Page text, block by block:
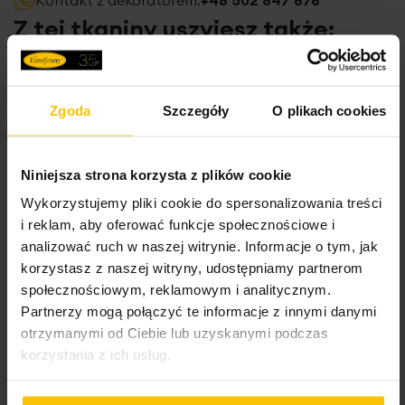
Zgoda Szczegóły O plikach cookies
Niniejsza strona korzysta z plików cookie
Wykorzystujemy pliki cookie do spersonalizowania treści
i reklam, aby oferować funkcje społecznościowe i
analizować ruch w naszej witrynie. Informacje o tym, jak
korzystasz z naszej witryny, udostępniamy partnerom
społecznościowym, reklamowym i analitycznym.
Partnerzy mogą połączyć te informacje z innymi danymi
otrzymanymi od Ciebie lub uzyskanymi podczas
korzystania z ich usług.
Z tej tkaniny uszyjesz także:
Roletę szytą na
wymiar
podstawowa